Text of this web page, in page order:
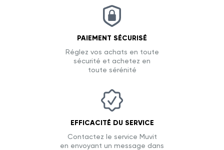
PAIEMENT SÉCURISÉ
Réglez vos achats en toute
sécurité et achetez en
toute sérénité
EFFICACITÉ DU SERVICE
Contactez le service Muvit
en envoyant un message dans